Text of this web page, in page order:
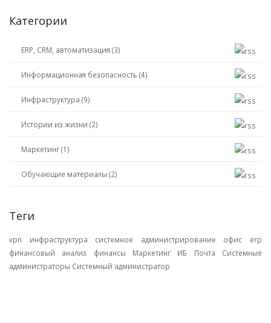
Категории
ERP, CRM, автоматизация (3)
Информационная безопасность (4)
Инфраструктура (9)
Истории из жизни (2)
Маркетинг (1)
Обучающие материалы (2)
Теги
vpn инфраструктура системное администрирование офис
erp
финансовый анализ
финансы Маркетинг ИБ Почта
Системные
администраторы Системный администратор